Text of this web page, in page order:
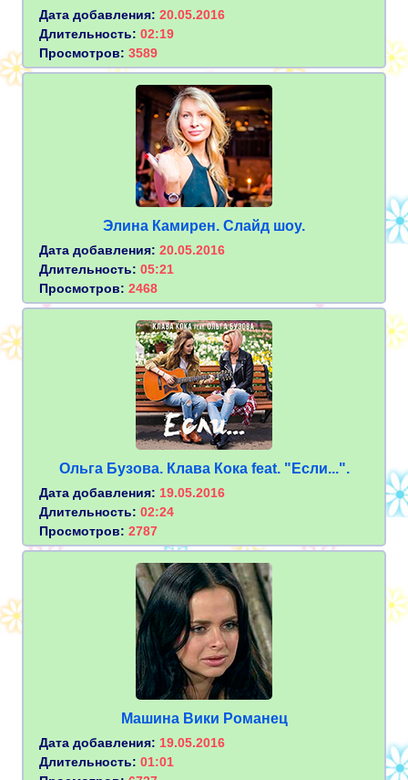
Дата добавления: 20.05.2016
Длительность: 02:19
Просмотров: 3589
Элина Камирен. Слайд шоу.
Дата добавления: 20.05.2016
Длительность: 05:21
Просмотров: 2468
Ольга Бузова. Клава Кока feat. "Если...".
Дата добавления: 19.05.2016
Длительность: 02:24
Просмотров: 2787
Машина Вики Романец
Дата добавления: 19.05.2016
Длительность: 01:01